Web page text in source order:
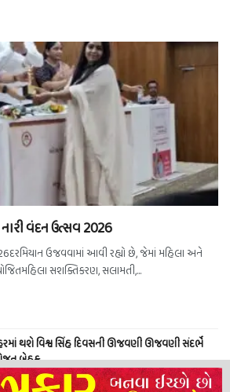
વંદન ઉત્સવ 2026
ઉજવવામાં આવી રહ્યો છે, જેમાં મહિલા અને
સશક્તિકરણ, સલામતી,...
થશે વિશ્વ સિંહ દિવસની ઊજવણી ઊજવણી સંદર્ભે
બેઠક…
પ્રથમ સ્નેહમિલન સુરત ખાતે યોજાયુ